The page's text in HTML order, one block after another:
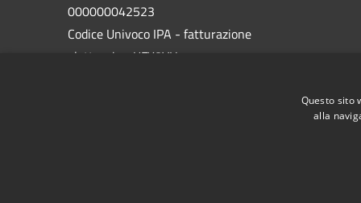
000000042523
Codice Univoco IPA - fatturazione
elettronica: UFY8VH
Questo sito
alla